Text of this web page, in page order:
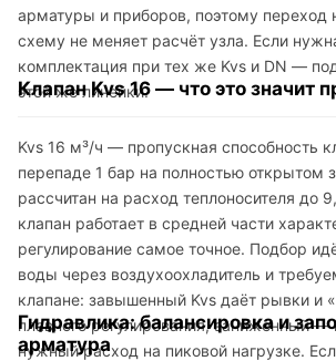
арматуры и приборов, поэтому переход
схему не меняет расчёт узла. Если
комплектация при тех же Kvs и DN —
этой же линейки.
Клапан Kvs 16 — что это значит
Kvs 16 м³/ч — пропускная способность
перепаде 1 бар на полностью открытом
рассчитан на расход теплоносителя до
клапан работает в средней части
регулирование самое точное. Подбор
воды через воздухоохладитель и
клапане: завышенный Kvs даёт рывки и
плавного регулирования, заниженный —
нужный расход на пиковой нагрузке.
Гидравлика: балансировка и
арматура